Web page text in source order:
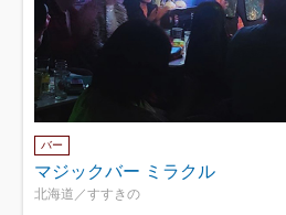
バー
マジックバー ミラクル
北海道／すすきの